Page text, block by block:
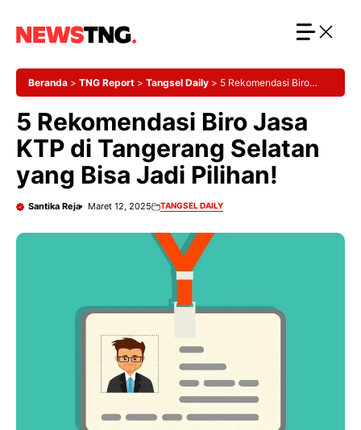
Beranda > TNG Report > Tangsel Daily > 5 Rekomendasi Biro
5 Rekomendasi Biro Jasa
KTP di Tangerang Selatan
yang Bisa Jadi Pilihan!
Santika Reja Maret 12, 2025 TANGSEL DAILY